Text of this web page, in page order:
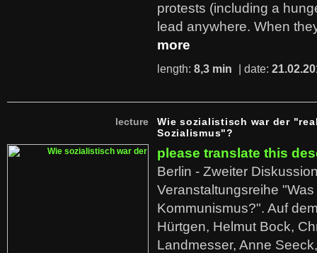
protests (including a
lead anywhere. When
more
length: 8,3 min | date:
lecture
Wie sozialistisch war der
Sozialismus"?
please translate this
Berlin - Zweiter
Veranstaltungsreihe "Was
Kommunismus?". Auf
Hürtgen, Helmut Bock,
Landmesser, Anne